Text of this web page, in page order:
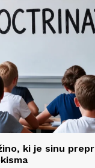
ki je sinu